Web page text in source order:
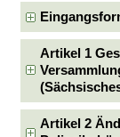
Artikel 1
Artikel 2